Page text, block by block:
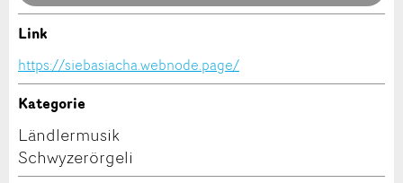
Nachricht
* Eingabe erforderlich
ANZEIGE WEITEREMPFEHLEN
Schliessen
Kontakt
Verfassen Sie eine Nachricht für die Kontaktpersonen
Link
https://siebasiacha.webnode.page/
Kategorie
Ländlermusik
Schwyzerörgeli